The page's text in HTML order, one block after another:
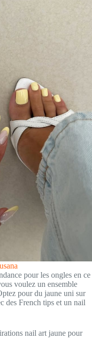
pour les ongles en ce
voulez un ensemble
pour du jaune uni sur
des French tips et un nail
nail art jaune pour